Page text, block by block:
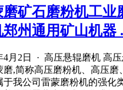
磨矿石磨粉机工业
州通用矿山机器
4月2日 · 高压悬辊磨机 高
磨,简称高压磨粉机、高压磨
于我公司雷蒙磨粉机的强化